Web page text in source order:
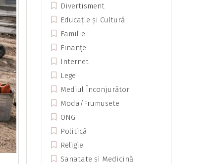
Divertisment
Educație și Cultură
Familie
Finanțe
Internet
Lege
Mediul Înconjurător
Moda/Frumusete
ONG
Politică
Religie
Sanatate si Medicină